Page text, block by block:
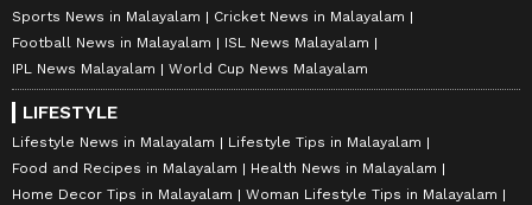
Sports News in Malayalam
Cricket News in Malayalam
Football News in Malayalam
ISL News Malayalam
IPL News Malayalam
World Cup News Malayalam
LIFESTYLE
Lifestyle News in Malayalam
Lifestyle Tips in Malayalam
Food and Recipes in Malayalam
Health News in Malayalam
Home Decor Tips in Malayalam
Woman Lifestyle Tips in Malayalam